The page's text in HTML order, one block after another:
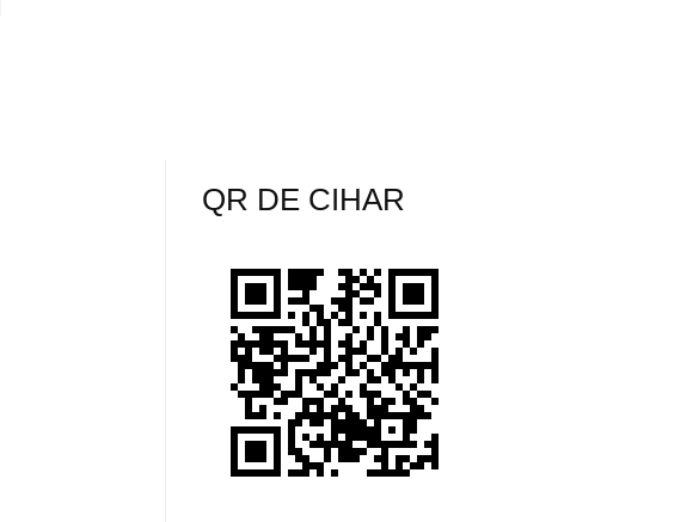
QR DE CIHAR